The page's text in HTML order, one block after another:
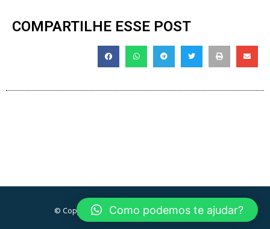
COMPARTILHE ESSE POST
© Copyright 2019, Todos os direitos reservados.
Como podemos te ajudar?